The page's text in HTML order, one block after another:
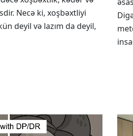
Necə ki, xoşbəxtliyi
deyil və lazım da deyil,